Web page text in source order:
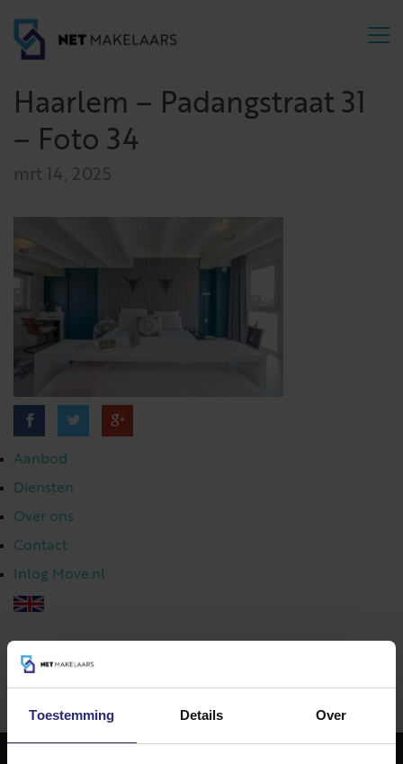
Toestemming Details Over
Haarlem – Padangstraat 31
– Foto 34
mrt 14, 2025
Aanbod
Diensten
Over ons
Contact
Inlog Move.nl
023 303 54 44